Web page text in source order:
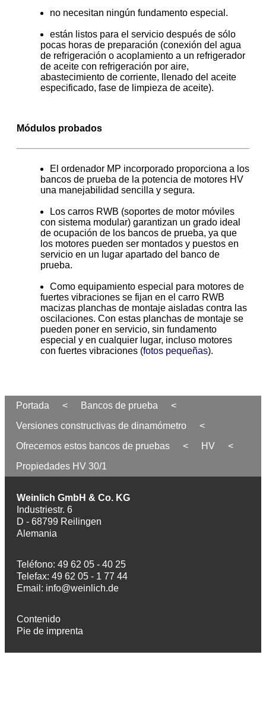
no necesitan ningún fundamento especial.
están listos para el servicio después de sólo
pocas horas de preparación (conexión del agua
de refrigeración o acoplamiento a un refrigerador
de aceite con refrigeración por aire,
abastecimiento de corriente, llenado del aceite
especificado, fase de limpieza de aceite).
Módulos probados
El ordenador MP incorporado proporciona a los
bancos de prueba de la potencia de motores HV
una manejabilidad sencilla y segura.
Los carros RWB (soportes de motor móviles
con sistema modular) garantizan un grado ideal
de ocupación de los bancos de prueba, ya que
los motores pueden ser montados y puestos en
servicio en un lugar apartado del banco de
prueba.
Como equipamiento especial para motores de
fuertes vibraciones se fijan en el carro RWB
macizas planchas de montaje aisladas contra las
oscilaciones. Con estas planchas de montaje se
pueden poner en servicio, sin fundamento
especial y en cualquier lugar, incluso motores
con fuertes vibraciones (fotos pequeñas).
Portada < Bancos de prueba
<
Versiones constructivas de dinamómetro
<
Ofrecemos estos bancos de pruebas
< HV
<
Propiedades HV 30/1
Weinlich GmbH & Co. KG
Industriestr. 6
D - 68799 Reilingen
Alemania
Teléfono: 49 62 05 - 40 25
Telefax: 49 62 05 - 1 77 44
Email: info@weinlich.de
Contenido
Pie de imprenta